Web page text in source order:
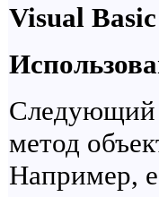
Visual Basic
Следующий
метод
Например,